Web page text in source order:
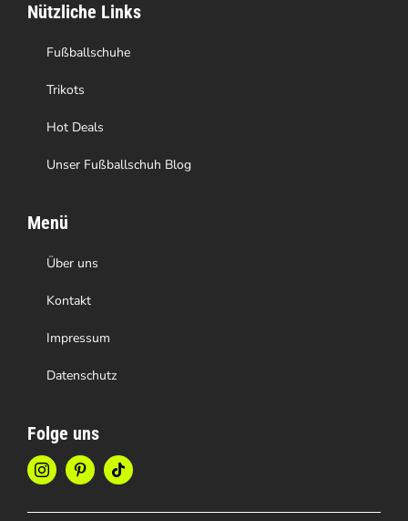
der
Produktseite
gewählt
werden
Nützliche Links
Fußballschuhe
Trikots
Hot Deals
Unser Fußballschuh Blog
Menü
Über uns
Kontakt
Impressum
Datenschutz
Folge uns